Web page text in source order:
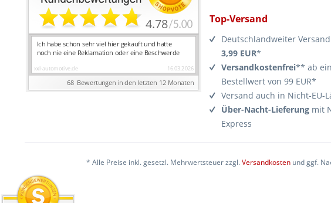
Top-Versand
Deutschlandweiter
3,99 EUR*
Versandkostenfrei** ab
Bestellwert von 99 EUR*
Versand auch in Nicht-EU-
Über-Nacht-Lieferung mit
Express
* Alle Preise inkl. gesetzl. Mehrwertsteuer zzgl.Versandkosten und ggf.